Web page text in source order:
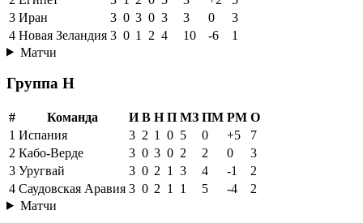
3 Иран 3 0 3 0 3 3 0
3
4 Новая Зеландия 3 0 1 2 4 10 -6
1
Матчи
Группа H
# Команда И В Н П МЗ ПМ РМ О
1 Испания 3 2 1 0 5 0 +5
7
2 Кабо-Верде 3 0 3 0 2 2 0
3
3 Уругвай 3 0 2 1 3 4 -1
2
4 Саудовская Аравия 3 0 2 1 1 5 -4
2
Матчи